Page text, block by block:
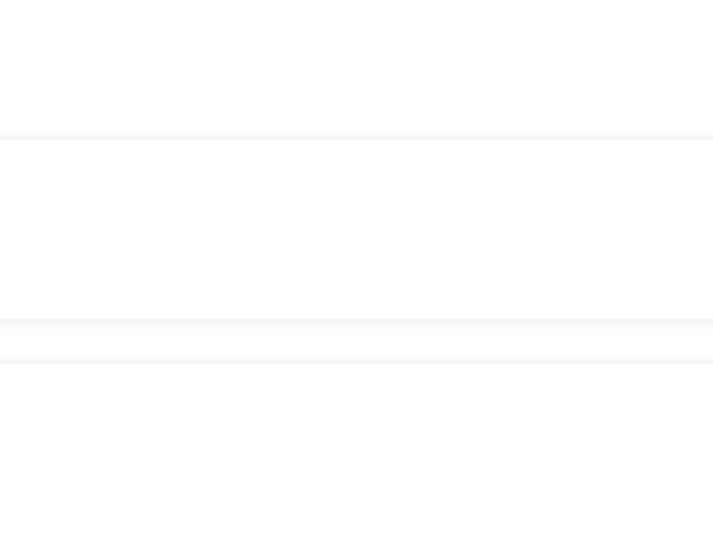
senza complicazioni.
del mercato.
piattaforme e dApp.